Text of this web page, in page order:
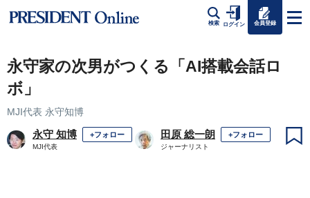
検索 ログイン 会員登録
永守家の次男がつくる「AI搭載会話ロ
ボ」
MJI代表 永守知博
永守 知博 +フォロー
MJI代表
田原 総一朗 +フォロー
ジャーナリスト